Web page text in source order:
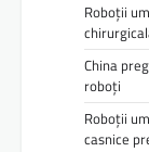
Roboții
China
roboți
Roboții
casnice